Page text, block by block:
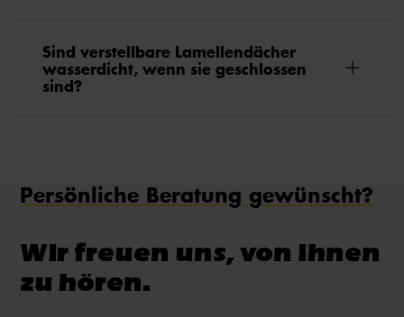
Sind verstellbare Lamellendächer
wasserdicht, wenn sie geschlossen
sind?
Persönliche Beratung gewünscht?
Wir freuen uns, von Ihnen
zu hören.